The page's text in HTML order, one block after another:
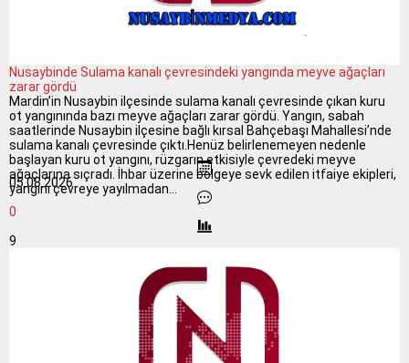
Nusaybinde Sulama kanalı çevresindeki yangında meyve ağaçları
zarar gördü
Mardin’in Nusaybin ilçesinde sulama kanalı çevresinde çıkan kuru
ot yangınında bazı meyve ağaçları zarar gördü. Yangın, sabah
saatlerinde Nusaybin ilçesine bağlı kırsal Bahçebaşı Mahallesi’nde
sulama kanalı çevresinde çıktı.Henüz belirlenemeyen nedenle
başlayan kuru ot yangını, rüzgarın etkisiyle çevredeki meyve
ağaçlarına sıçradı. İhbar üzerine bölgeye sevk edilen itfaiye ekipleri,
yangını çevreye yayılmadan...
05.08.2026
0
9